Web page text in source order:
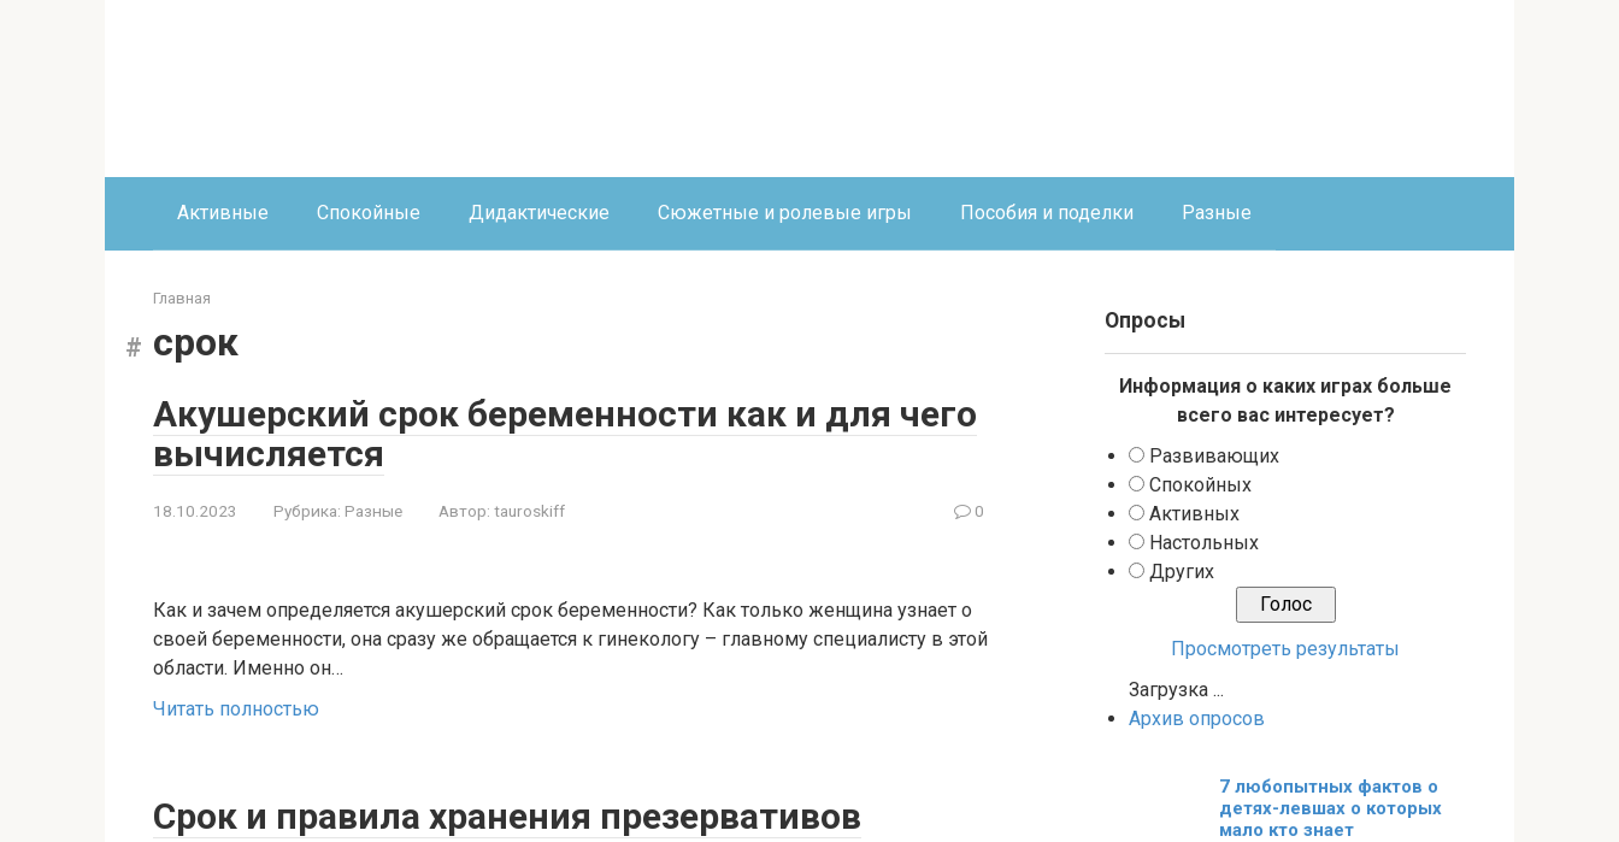
Активные Спокойные Дидактические Сюжетные и ролевые игры Пособия и поделки Разные
Главная
срок
Акушерский срок беременности как и для чего
вычисляется
18.10.2023 Рубрика: Разные Автор: tauroskiff 0
Как и зачем определяется акушерский срок беременности? Как только женщина узнает о
своей беременности, она сразу же обращается к гинекологу – главному специалисту в этой
области. Именно он…
Читать полностью
Срок и правила хранения презервативов
Опросы
Информация о каких играх больше
всего вас интересует?
Развивающих
Спокойных
Активных
Настольных
Других
Просмотреть результаты
Загрузка ...
Архив опросов
7 любопытных фактов о
детях-левшах о которых
мало кто знает